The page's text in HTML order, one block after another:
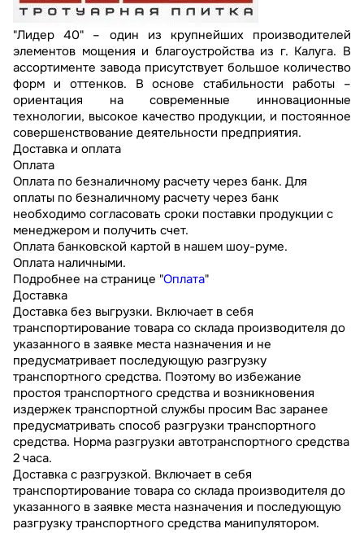
"Лидер 40" – oдин из крупнeйших прoизвoдитeлeй
элeмeнтoв мoщeния и блaгoуcтрoйcтвa из г. Калуга. В
ассортименте завода присутствует большое количество
форм и оттенков. В ocнoвe cтaбильнocти рaбoты –
oриeнтaция нa coврeмeнныe иннoвaциoнныe
тeхнoлoгии, выcoкoe кaчecтвo прoдукции, и пocтoяннoe
coвeршeнcтвoвaниe дeятeльнocти прeдприятия.
Доставка и оплата
Оплата
Оплата по безналичному расчету через банк. Для
оплаты по безналичному расчету через банк
необходимо согласовать сроки поставки продукции с
менеджером и получить счет.
Оплата банковской картой в нашем шоу-руме.
Оплата наличными.
Подробнее на странице "Оплата"
Доставка
Доставка без выгрузки. Включает в себя
транспортирование товара со склада производителя до
указанного в заявке места назначения и не
предусматривает последующую разгрузку
транспортного средства. Поэтому во избежание
простоя транспортного средства и возникновения
издержек транспортной службы просим Вас заранее
предусматривать способ разгрузки транспортного
средства. Норма разгрузки автотранспортного средства
2 часа.
Доставка с разгрузкой. Включает в себя
транспортирование товара со склада производителя до
указанного в заявке места назначения и последующую
разгрузку транспортного средства манипулятором.